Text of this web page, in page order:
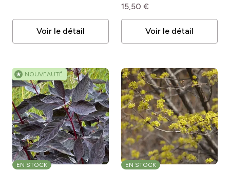
Voir le détail
15,50 €
Voir le détail
★ NOUVEAUTÉ
EN STOCK EN STOCK